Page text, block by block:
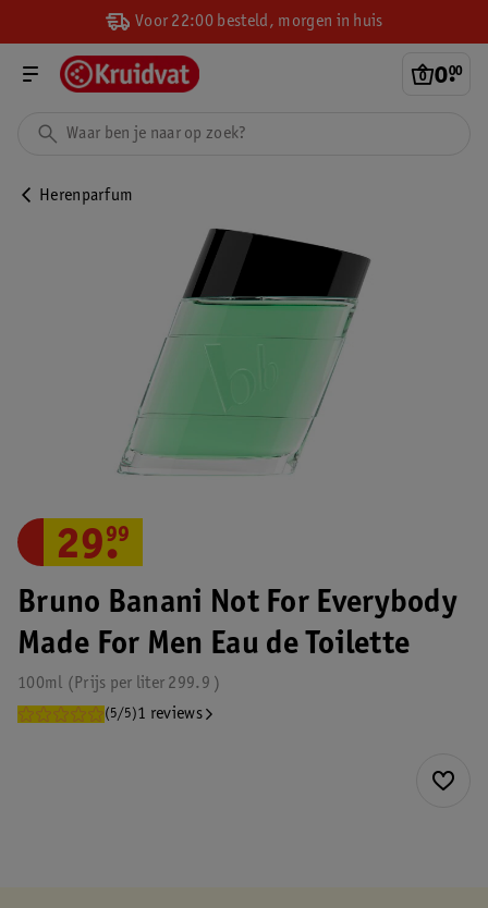
Voor 22:00 besteld, morgen in huis
0.
00
Herenparfum
Bruno Banani Not For Everybody
Made For Men Eau de Toilette
100ml 299.9
Prijs per liter
(5/5)1 reviews
29.
99